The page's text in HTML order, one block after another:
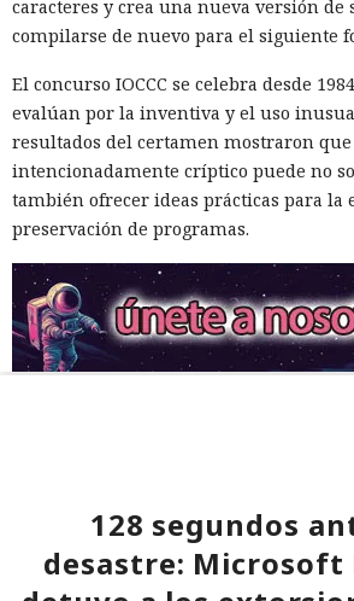
caracteres y crea una nueva versión de
compilarse de nuevo para el siguiente
El concurso IOCCC se celebra desde
evalúan por la inventiva y el uso
resultados del certamen mostraron que
intencionadamente críptico puede no
también ofrecer ideas prácticas para la
preservación de programas.
128 segundos
desastre: Microsoft